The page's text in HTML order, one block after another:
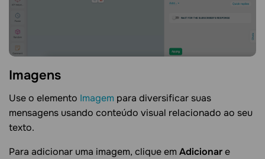
Imagens
Use o elemento Imagem para diversificar suas
mensagens usando conteúdo visual relacionado ao seu
texto.
Para adicionar uma imagem, clique em Adicionare